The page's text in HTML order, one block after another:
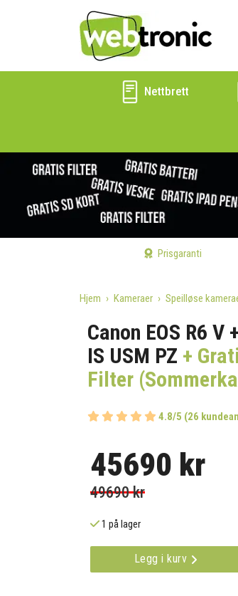
Nettbrett
Prisgaranti
Hjem Kameraer Speilløse
Canon EOS R6
IS USM PZ +
Filter
4.8/5 (26
45690 kr
49690 kr
1 på lager
Legg i kurv